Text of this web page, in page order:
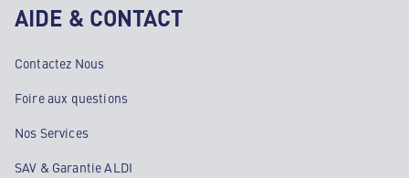
AIDE & CONTACT
Contactez Nous
Foire aux questions
Nos Services
SAV & Garantie ALDI